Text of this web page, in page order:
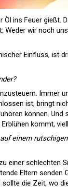
ins Feuer gießt.
wir noch
Einfluss, ist
Immer
ist, bringt
können.
kommt,
einem
einer schlechten
Eltern senden
die Zeit, wo